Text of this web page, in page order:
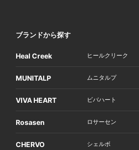
ブランドから探す
Heal Creek ヒールクリーク
MUNITALP ムニタルプ
VIVA HEART ビバハート
Rosasen ロサーセン
CHERVO シェルボ